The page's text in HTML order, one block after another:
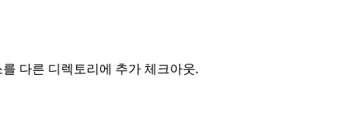
다른 디렉토리에 추가 체크아웃.